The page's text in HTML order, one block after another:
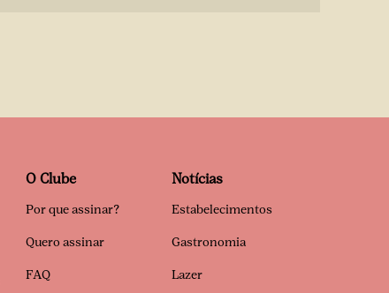
O Clube
Por que assinar?
Quero assinar
FAQ
Notícias
Estabelecimentos
Gastronomia
Lazer